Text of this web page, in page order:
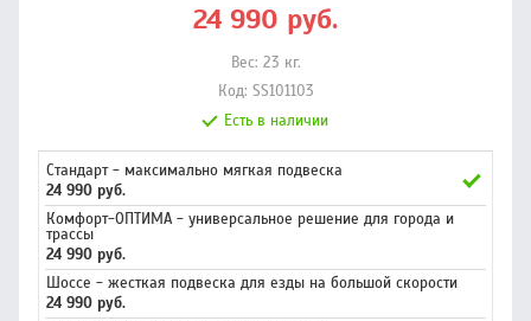
24 990 руб.
Вес: 23 кг.
Код: SS101103
Есть в наличии
Стандарт - максимально мягкая подвеска
24 990 руб.
Комфорт-ОПТИМА - универсальное решение для города и
трассы
24 990 руб.
Шоссе - жесткая подвеска для езды на большой скорости
24 990 руб.